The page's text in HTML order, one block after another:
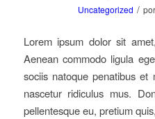
Uncategorized / por
Lorem ipsum dolor sit
Aenean commodo ligula
sociis natoque penatibus et
nascetur ridiculus mus.
pellentesque eu, pretium